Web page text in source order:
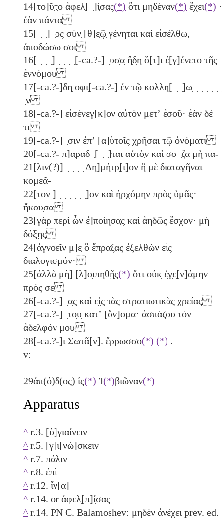
14[το]ῦ̣τ̣ο ἀφελ̣[ ̣]ί̣σας(*) ὅτι μηδέναν(*) ἔχει(*) ·
ἐὰν πάντα
15[ ̣ ̣] ̣ος σὺν̣ [θ]ε̣ῷ̣ γένηται καὶ εἰσέλθω,
ἀποδώσω σοι
16[ ̣ ̣ ̣] ̣ ̣ ̣ ̣[-ca.?-] ̣υσ̣α̣ ἤ̣δ̣η ὅ[τ]ι ἐ[γ]ένετο τῆς
ἐννόμου
17[-ca.?-]δη̣ οφι̣[-ca.?-] ἐν τῷ κολλη[ ̣ ̣]ω̣ ̣ ̣ ̣ ̣ ̣ ̣
̣ν
18[-ca.?-] εἰσένεγ[κ]ον αὐτὸν μετʼ ἐσοῦ· ἐὰν δέ
τι
19[-ca.?-] ̣σιν ἐπʼ [α]ὐτοῖς χρῆσαι τῷ ὀνόματι
20[-ca.?- π]α̣ραδ ̣[ ̣ ̣]ται αὐτὸ̣ν καὶ σο ̣ζα μὴ πα-
21[λιν(?)] ̣ ̣ ̣ ̣ Δη]μήτρ̣[ι]ον ἢ μὲ διαταγῆναι
κομεᾶ-
22[τον ] ̣ ̣ ̣ ̣ ̣ ̣]ον καὶ ἠρχόμην πρὸς ὑμᾶς·
ἤκου̣σα
23[γὰρ περὶ ὧν ἐ]ποίησα̣ς̣ καὶ ἀηδῶς ἔσχον· μὴ
δόξῃς
24[ἀγνοεῖν μ]ε̣ ὃ ἔπραξας ἐξελθὼν εἰς
διαλογισμόν·
25[ἀλλὰ μὴ] [λ]ο̣ιπηθῇ̣ς(*) ὅτι οὐκ̣ ἐ̣γ̣ε̣[ν]άμην
πρός σε
26[-ca.?-] ̣α̣ς̣ καὶ ε̣ἰ̣ς̣ τὰς στρατιωτικὰς χρείας
27[-ca.?-] ̣το̣υ̣ κατʼ [ὄν]ομα· ἀσπάζου τὸν
ἀδελφόν μου
28[-ca.?-]ι Σωτᾶ[ν]. ἔρρωσσο(*) (*) .
v:
29ἀπ(ό)δ(ος) ἰς(*) Ἰ(*)βιῶναν(*)
Apparatus
^ r.3. [ὑ]γιαίνειν
^ r.5. [γ]ι[νώ]σκειν
^ r.7. πάλιν
^ r.8. ἐπὶ
^ r.12. ἵν[α]
^ r.14. or ἀφελ̣[π]ί̣σας
^ r.14. PN C. Balamoshev: μηδὲν ἀνέχει prev. ed.